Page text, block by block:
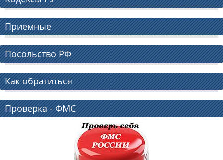
Приемные
Посольство РФ
Как обратиться
Проверка - ФМС